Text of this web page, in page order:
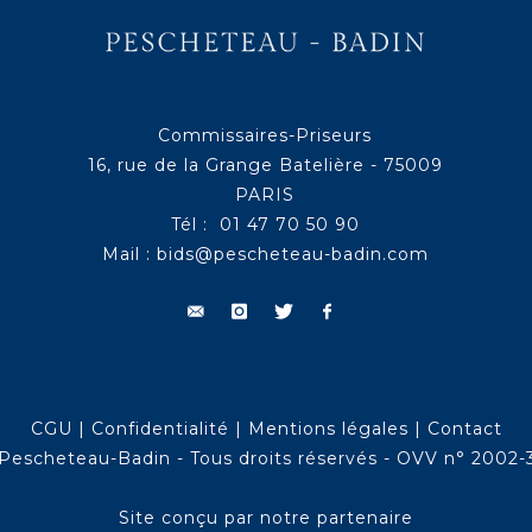
Commissaires-Priseurs
16, rue de la Grange Batelière - 75009
PARIS
Tél : 01 47 70 50 90
Mail : bids@pescheteau-badin.com
CGU | Confidentialité | Mentions légales | Contact
Badin - Tous droits réservés - OVV n° 2002-
Site conçu par notre partenaire